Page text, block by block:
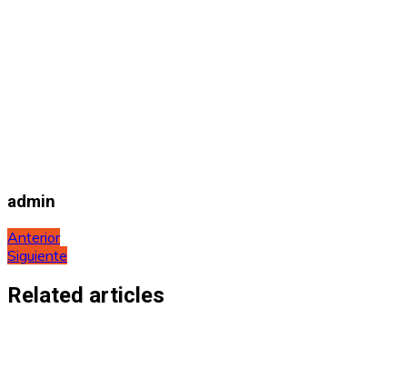
admin
Navegación
de
entradas
Anterior
Siguiente
Related articles